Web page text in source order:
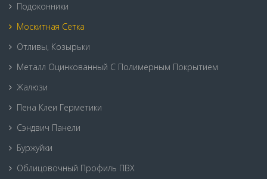
Подоконники
Москитная Сетка
Отливы, Козырьки
Металл Оцинкованный С Полимерным Покрытием
Жалюзи
Пена Клеи Герметики
Сэндвич Панели
Буржуйки
Облицовочный Профиль ПВХ